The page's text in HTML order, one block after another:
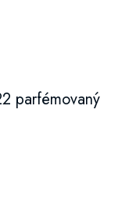
parfémovaný